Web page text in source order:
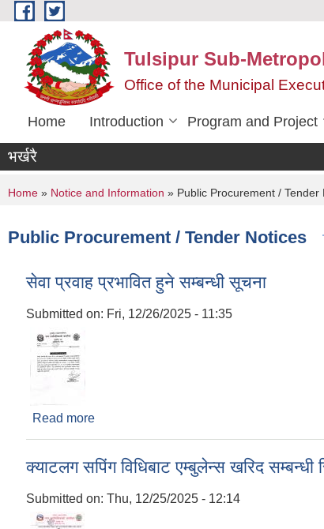
Skip to main content
Tulsipur Sub-
Office of the Municipal
Home Introduction Program and Project
भर्खरै
You are here
Home » Notice and Information » Public Procurement / Tender
Public Procurement / Tender Notices
सेवा प्रवाह प्रभावित हुने सम्बन्धी सूचना
Submitted on: Fri, 12/26/2025 - 11:35
Read more
क्याटलग सपिंग विधिबाट एम्बुलेन्स खरिद
Submitted on: Thu, 12/25/2025 - 12:14